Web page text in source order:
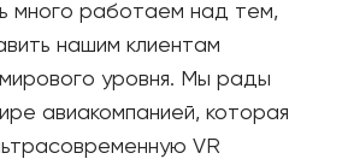
много работаем над тем,
нашим клиентам
уровня. Мы рады
авиакомпанией, которая
VR